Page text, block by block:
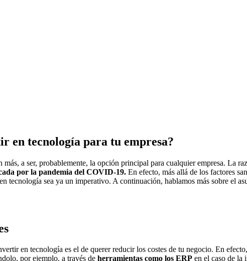
en tecnología para tu empresa?
más, a ser, probablemente, la opción principal para cualquier empresa. La
por la pandemia del COVID-19. En efecto, más allá de los factores
tecnología sea ya un imperativo. A continuación, hablamos más sobre el
en tecnología es el de querer reducir los costes de tu negocio. En
por ejemplo, a través de herramientas como los ERP en el caso de la